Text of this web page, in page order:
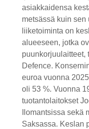
asiakkaidensa
metsässä kuin
liiketoiminta on
alueeseen, jotka
puunkorjuulaitteet,
Defence.
euroa vuonna
oli 53 %. Vuonna
tuotantolaitokset
Ilomantsissa sekä
Saksassa. Keslan